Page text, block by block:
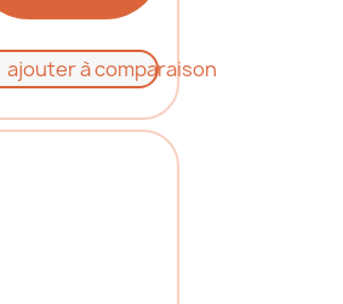
ajouter à comparaison